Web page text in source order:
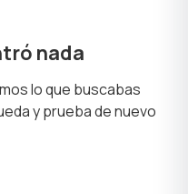
nada
lo que buscabas
y prueba de nuevo